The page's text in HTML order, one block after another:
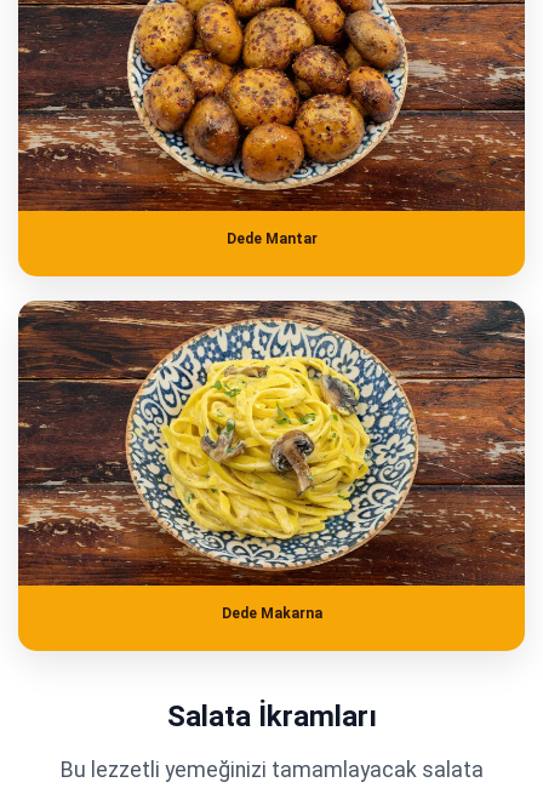
Dede Mantar
Dede Makarna
Salata İkramları
Bu lezzetli yemeğinizi tamamlayacak salata